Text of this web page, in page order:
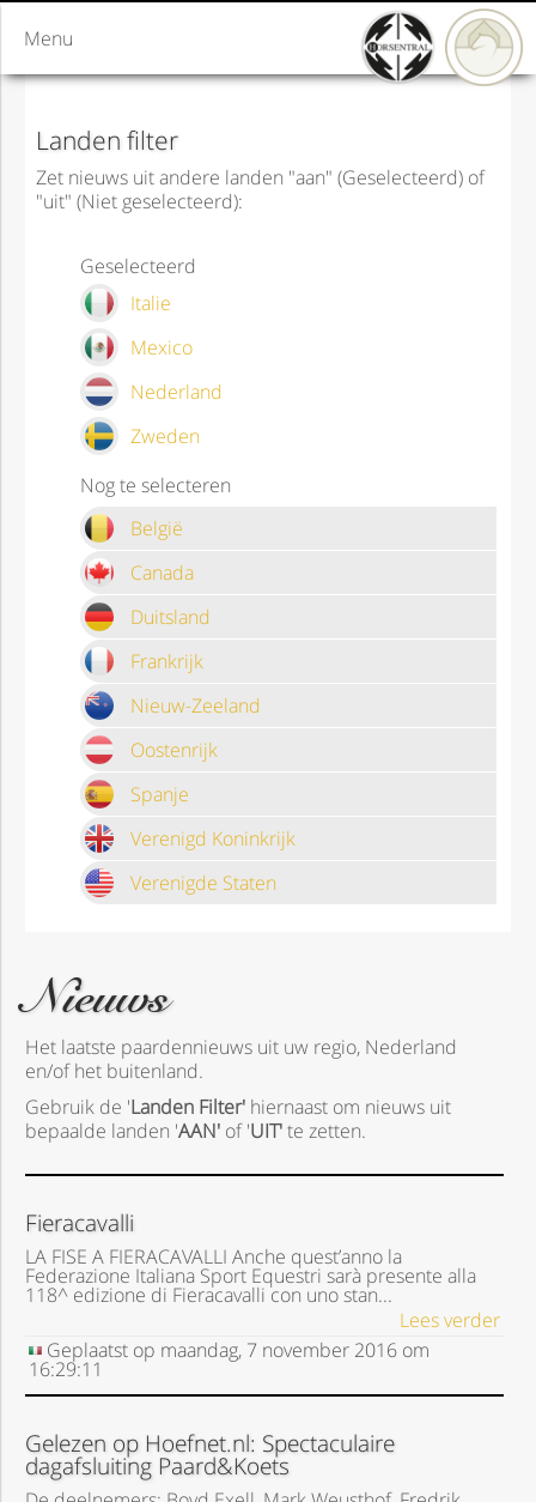
Menu
Landen filter
Zet nieuws uit andere landen "aan" (Geselecteerd) of
"uit" (Niet geselecteerd):
Geselecteerd
Italie
Mexico
Nederland
Zweden
Nog te selecteren
België
Canada
Duitsland
Frankrijk
Nieuw-Zeeland
Oostenrijk
Spanje
Verenigd Koninkrijk
Verenigde Staten
Nieuws
Het laatste paardennieuws uit uw regio, Nederland
en/of het buitenland.
Gebruik de 'Landen Filter' hiernaast om nieuws uit
bepaalde landen 'AAN' of 'UIT'te zetten.
Fieracavalli
LA FISE A FIERACAVALLI Anche quest’anno la
Federazione Italiana Sport Equestri sarà presente alla
118^ edizione di Fieracavalli con uno stan...
Lees verder
Geplaatst op maandag, 7 november 2016 om
16:29:11
Gelezen op Hoefnet.nl: Spectaculaire
dagafsluiting Paard&Koets